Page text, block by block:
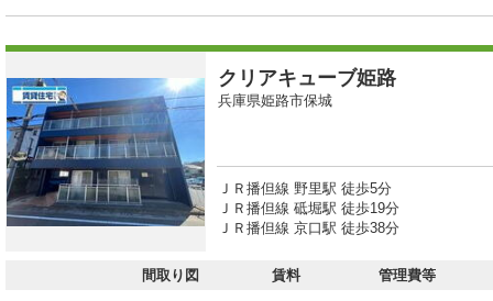
クリアキューブ姫路
兵庫県姫路市保城
ＪＲ播但線 野里駅 徒歩5分
ＪＲ播但線 砥堀駅 徒歩19分
ＪＲ播但線 京口駅 徒歩38分
間取り図 賃料 管理費等